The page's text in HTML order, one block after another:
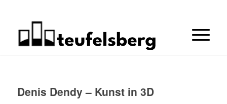
Denis Dendy – Kunst in 3D